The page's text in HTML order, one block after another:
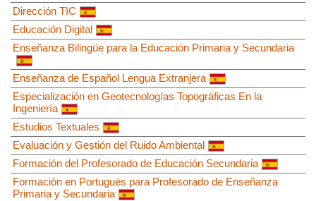
Dirección TIC
Educación Digital
Enseñanza Bilingüe para la Educación Primaria y Secundaria
Enseñanza de Español Lengua Extranjera
Especialización en Geotecnologías Topográficas En la
Ingeniería
Estudios Textuales
Evaluación y Gestión del Ruido Ambiental
Formación del Profesorado de Educación Secundaria
Formación en Portugués para Profesorado de Enseñanza
Primaria y Secundaria